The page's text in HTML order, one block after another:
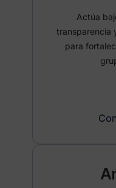
Actúa
transparencia
para